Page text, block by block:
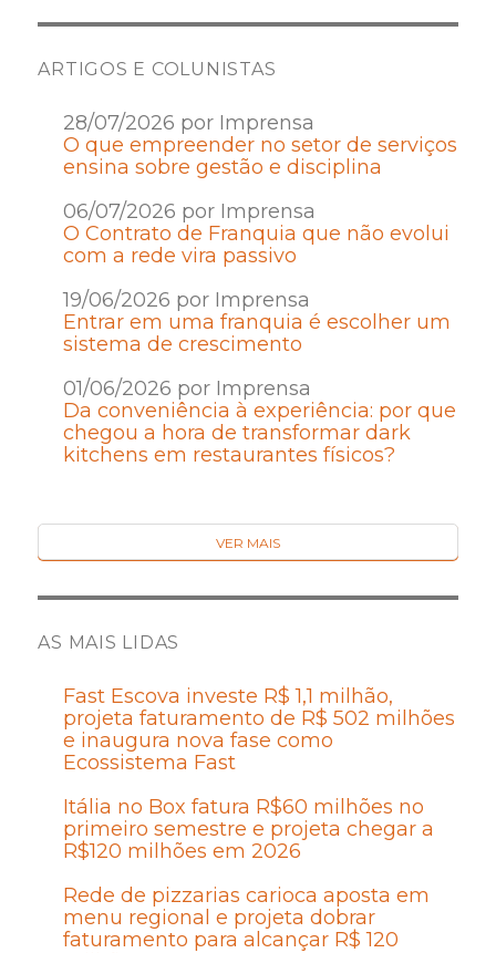
ARTIGOS E COLUNISTAS
28/07/2026 por Imprensa
O que empreender no setor de serviços
ensina sobre gestão e disciplina
06/07/2026 por Imprensa
O Contrato de Franquia que não evolui
com a rede vira passivo
19/06/2026 por Imprensa
Entrar em uma franquia é escolher um
sistema de crescimento
01/06/2026 por Imprensa
Da conveniência à experiência: por que
chegou a hora de transformar dark
kitchens em restaurantes físicos?
VER MAIS
AS MAIS LIDAS
Fast Escova investe R$ 1,1 milhão,
projeta faturamento de R$ 502 milhões
e inaugura nova fase como
Ecossistema Fast
Itália no Box fatura R$60 milhões no
primeiro semestre e projeta chegar a
R$120 milhões em 2026
Rede de pizzarias carioca aposta em
menu regional e projeta dobrar
faturamento para alcançar R$ 120